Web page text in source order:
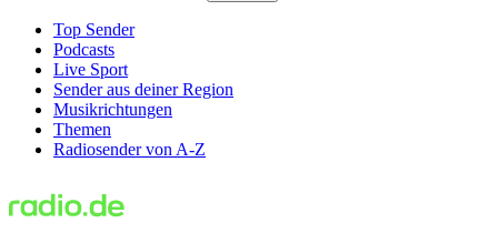
Top Sender
Podcasts
Live Sport
Sender aus deiner Region
Musikrichtungen
Themen
Radiosender von A-Z